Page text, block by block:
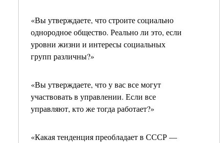
«Вы утверждаете, что строите социально
однородное общество. Реально ли это, если
уровни жизни и интересы социальных
групп различны?»
«Вы утверждаете, что у вас все могут
участвовать в управлении. Если все
управляют, кто же тогда работает?»
«Какая тенденция преобладает в СССР —